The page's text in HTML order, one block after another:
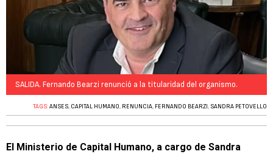
SALIDA. Fernando Bearzi renunció a la titularidad del organismo.
TAGS:ANSES, CAPITAL HUMANO, RENUNCIA, FERNANDO BEARZI , SANDRA PETOVELLO
El Ministerio de Capital Humano, a cargo de Sandra